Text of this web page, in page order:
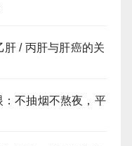
肝 / 丙肝与肝癌的关
不抽烟不熬夜，平